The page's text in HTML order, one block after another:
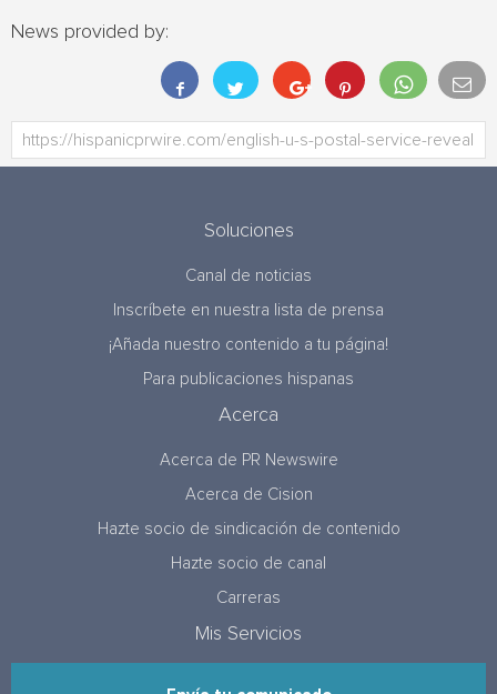
News provided by:
Soluciones
Canal de noticias
Inscríbete en nuestra lista de prensa
¡Añada nuestro contenido a tu página!
Para publicaciones hispanas
Acerca
Acerca de PR Newswire
Acerca de Cision
Hazte socio de sindicación de contenido
Hazte socio de canal
Carreras
Mis Servicios